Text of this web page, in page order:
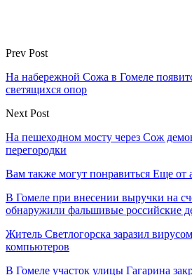
Prev Post
На набережной Сожа в Гомеле
светящихся опор
Next Post
На пешеходном мосту через Сож
перегородки
Вам также могут понравиться Еще от
В Гомеле при внесении выручки на
обнаружили фальшивые российские
Житель Светлогорска заразил
компьютеров
В Гомеле участок улицы Гагарина